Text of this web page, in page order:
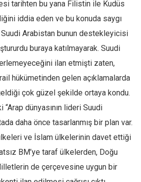
tarihten bu yana Filistin ile Kudüs
iddia eden ve bu konuda saygı
Arabistan bunun destekleyicisi
buraya katılmayarak. Suudi
ilan etmişti zaten,
hükümetinden gelen açıklamalarda
çok güzel şekilde ortaya kondu.
dünyasının lideri Suudi
daha önce tasarlanmış bir plan var.
ve İslam ülkelerinin davet ettiği
BM’ye taraf ülkelerden, Doğu
de çerçevesine uygun bir